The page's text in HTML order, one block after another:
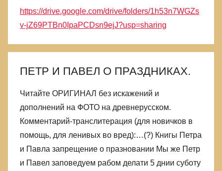
еретическиой
лжи,
которой
https://drive.google.com/drive/folders/1h53n7WGZs
v-jZ69PTBn0IpaPCDsn9ejJ?usp=sharing
ПЕТР И ПАВЕЛ О ПРАЗДНИКАХ.
Читайте ОРИГИНАЛ без искажений и
дополнений на ФОТО на древнерусском.
Комментарий-транслитерация (для новичков в
помощь, для ленивых во вред):…(?) Книгы Петра
и Павла запрещение о празновании Мы же Петр
и Павел заповедуем рабом делати 5 днии суботу